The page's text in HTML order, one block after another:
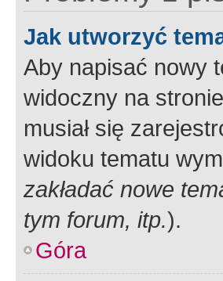
Jak utworzyć
Aby napisać nowy
widoczny na
musiał się
widoku tematu
zakładać nowe
tym forum, itp.).
Góra